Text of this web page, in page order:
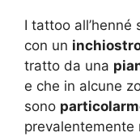
I tattoo
con un
tratto da una
e che in alcune
sono